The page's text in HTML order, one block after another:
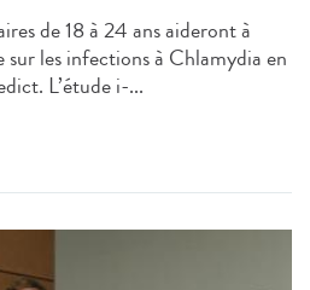
de 18 à 24 ans aideront à
les infections à Chlamydia en
L’étude i-...